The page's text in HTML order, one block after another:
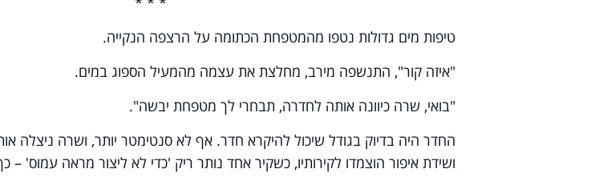
טיפות מים גדולות נטפו מהמטפחת הכתומה על הרצפה הנקייה.
"איזה קור", התנשפה מירב, מחלצת את עצמה מהמעיל הספוג במים.
"בואי, שרה כיוונה אותה לחדרה, תבחרי לך מטפחת יבשה".
החדר היה בדיוק בגודל שיכול להיקרא חדר. אף לא סנטימטר יותר, ושרה ניצלה
ושידת איפור הוצמדו לקירותיו, כשקיר אחד נותר ריק 'כדי לא ליצור מראה עמוס' –